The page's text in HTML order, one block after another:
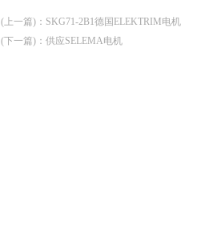
(上一篇) ： SKG71-2B1德国ELEKTRIM电机
(下一篇) ： 供应SELEMA电机